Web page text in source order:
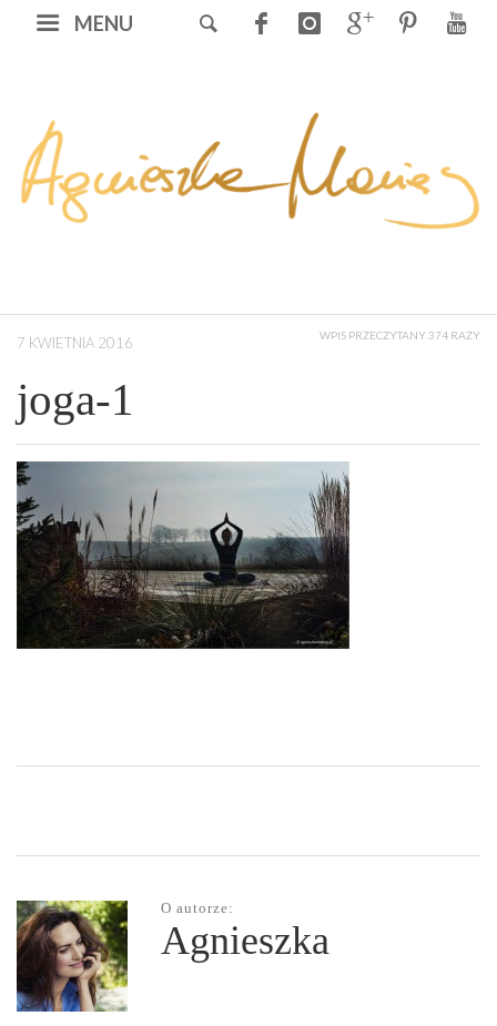
MENU
7 KWIETNIA 2016 WPIS PRZECZYTANY 374 RAZY
joga-1
O autorze:
Agnieszka